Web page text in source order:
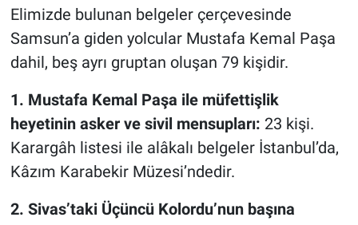
Elimizde bulunan belgeler çerçevesinde
Samsun’a giden yolcular Mustafa Kemal Paşa
dahil, beş ayrı gruptan oluşan 79 kişidir.
1. Mustafa Kemal Paşa ile müfettişlik
heyetinin asker ve sivil mensupları: 23 kişi.
Karargâh listesi ile alâkalı belgeler İstanbul’da,
Kâzım Karabekir Müzesi’ndedir.
2. Sivas’taki Üçüncü Kolordu’nun başına